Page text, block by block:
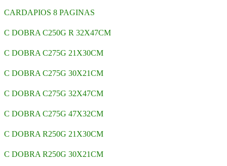
CARDAPIOS 8 PAGINAS
C DOBRA C250G R 32X47CM
C DOBRA C275G 21X30CM
C DOBRA C275G 30X21CM
C DOBRA C275G 32X47CM
C DOBRA C275G 47X32CM
C DOBRA R250G 21X30CM
C DOBRA R250G 30X21CM